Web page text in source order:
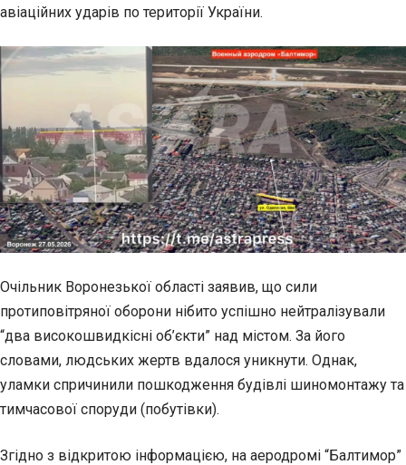
авіаційних ударів по території України.
Очільник Воронезької області заявив, що сили
протиповітряної оборони нібито успішно нейтралізували
“два високошвидкісні об’єкти” над містом. За його
словами, людських жертв вдалося уникнути. Однак,
уламки спричинили пошкодження будівлі шиномонтажу та
тимчасової споруди (побутівки).
Згідно з відкритою інформацією, на аеродромі “Балтимор”